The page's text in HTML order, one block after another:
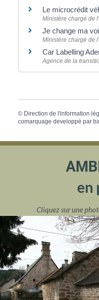
Le microcrédit
Ministère chargé de
Je change ma
Ministère chargé de
Car Labelling
Agence de la
© Direction de l'information
comarquage developpé par
en
Cliquez sur une